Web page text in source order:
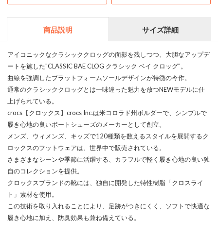
商品説明 サイズ詳細
アイコニックなクラシッククロッグの面影を残しつつ、大胆なアップデ
ートを施した"CLASSIC BAE CLOG クラシック ベイ クロッグ"。
曲線を強調したプラットフォームソールデザインが特徴の今作。
通常のクラシッククロッグとは一味違った魅力を放つNEWモデルに仕
上げられている。
crocs【クロックス】crocs Inc.は米コロラド州ボルダーで、シンプルで
履き心地の良いボートシューズのメーカーとして創立。
メンズ、ウィメンズ、キッズで120種類を数えるスタイルを展開するク
ロックスのフットウェアは、世界中で販売されている。
さまざまなシーンや季節に活躍する、カラフルで軽く履き心地の良い独
自のコレクションを提供。
クロックスブランドの靴には、独自に開発した特性樹脂「クロスライ
ト」素材を使用。
この技術を取り入れることにより、足跡がつきにくく、ソフトで快適な
履き心地に加え、防臭効果も兼ね備えている。